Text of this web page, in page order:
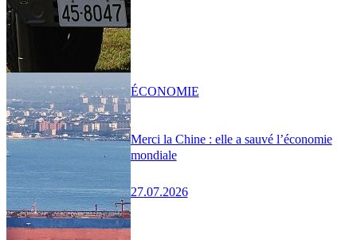
Merci la Chine : elle a sauvé l’économie
mondiale
27.07.2026
ÉCONOMIE